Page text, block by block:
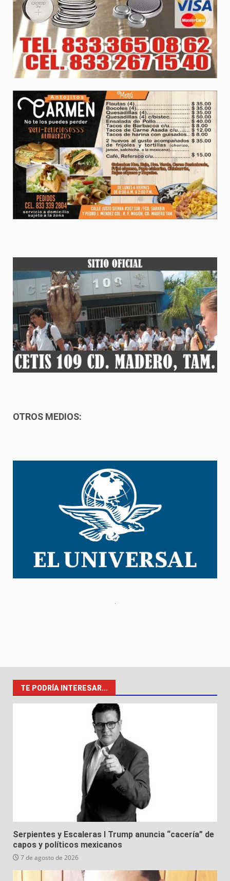
OTROS MEDIOS:
TE PODRÍA INTERESAR...
Serpientes y Escaleras I Trump anuncia “cacería” de
capos y políticos mexicanos
7 de agosto de 2026